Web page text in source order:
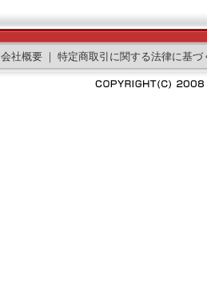
会社概要｜ 特定商取引に関する法律に基づ